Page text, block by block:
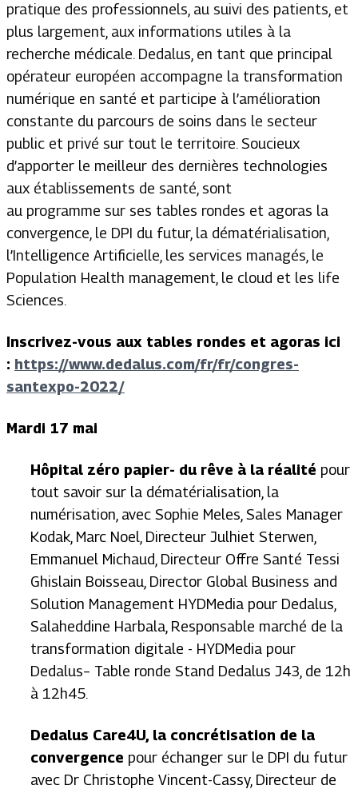
pratique des professionnels, au suivi des patients, et
plus largement, aux informations utiles à la
recherche médicale. Dedalus, en tant que principal
opérateur européen accompagne la transformation
numérique en santé et participe à l’amélioration
constante du parcours de soins dans le secteur
public et privé sur tout le territoire. Soucieux
d’apporter le meilleur des dernières technologies
aux établissements de santé, sont
au programme sur ses tables rondes et agoras la
convergence, le DPI du futur, la dématérialisation,
l’Intelligence Artificielle, les services managés, le
Population Health management, le cloud et les life
Sciences.
Inscrivez-vous aux tables rondes et agoras ici
: https://www.dedalus.com/fr/fr/congres-
santexpo-2022/
Mardi 17 mai
Hôpital zéro papier- du rêve à la réalité pour
tout savoir sur la dématérialisation, la
numérisation, avec Sophie Meles, Sales Manager
Kodak, Marc Noel, Directeur Julhiet Sterwen,
Emmanuel Michaud, Directeur Offre Santé Tessi
Ghislain Boisseau, Director Global Business and
Solution Management HYDMedia pour Dedalus,
Salaheddine Harbala, Responsable marché de la
transformation digitale - HYDMedia pour
Dedalus– Table ronde Stand Dedalus J43, de 12h
à 12h45.
Dedalus Care4U, la concrétisation de la
convergence pour échanger sur le DPI du futur
avec Dr Christophe Vincent-Cassy, Directeur de